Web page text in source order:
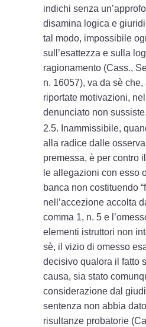
indichi senza
disamina logica e
tal modo, impossibile
sull’esattezza e sulla
ragionamento (Cass.,
n. 16057), va da sè
riportate motivazioni,
denunciato non sussiste.
2.5. Inammissibile,
alla radice dalle
premessa, è per contro
le allegazioni con esso
banca non costituendo
nell’accezione accolta
comma 1, n. 5 e
elementi istruttori non
sè, il vizio di omesso
decisivo qualora il fatto
causa, sia stato
considerazione dal
sentenza non abbia
risultanze probatorie